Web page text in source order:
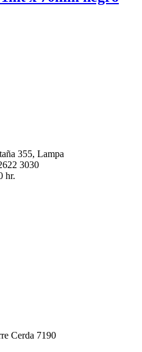
355, Lampa
3030
hr.
Cerda 7190